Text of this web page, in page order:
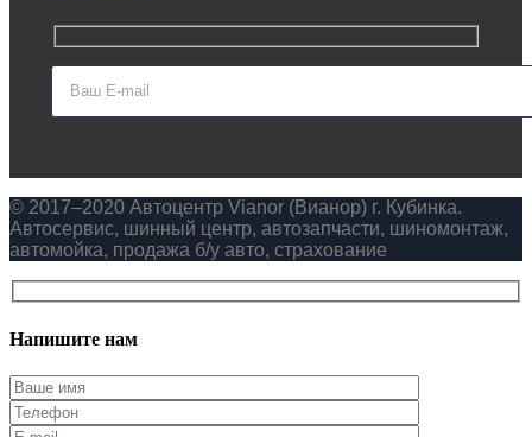
© 2017–2020 Автоцентр Vianor (Вианор) г. Кубинка.
Автосервис, шинный центр, автозапчасти, шиномонтаж,
автомойка, продажа б/у авто, страхование
Напишите нам